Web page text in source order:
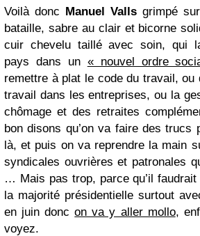
Voilà donc Manuel Valls grimpé
bataille, sabre au clair et bicorne
cuir chevelu taillé avec soin, qui
pays dans un « nouvel ordre
remettre à plat le code du travail, ou
travail dans les entreprises, ou la
chômage et des retraites
bon disons qu’on va faire des trucs
là, et puis on va reprendre la main
syndicales ouvrières et patronales
… Mais pas trop, parce qu’il
la majorité présidentielle surtout
en juin doncon va y aller mollo,
voyez.